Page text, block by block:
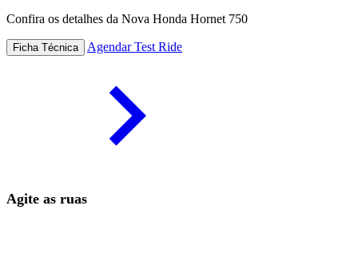
Confira os detalhes da Nova Honda Hornet 750
Ficha Técnica Agendar Test Ride
Agite as ruas